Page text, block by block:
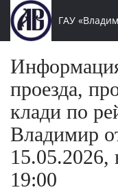
ГАУ
проезда,
клади по
Владимир
15.05.2026,
19:00